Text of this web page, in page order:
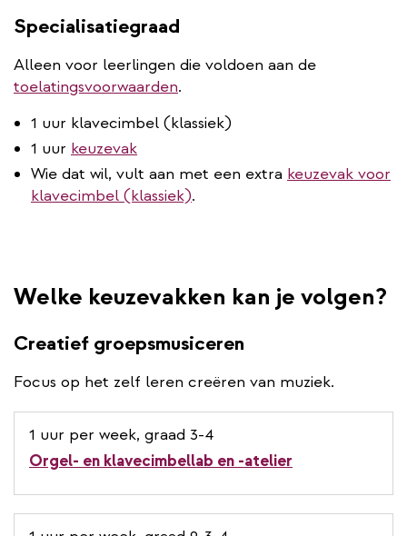
Specialisatiegraad
Alleen voor leerlingen die voldoen aan de
toelatingsvoorwaarden.
1 uur klavecimbel (klassiek)
1 uur keuzevak
Wie dat wil, vult aan met een extra keuzevak voor
klavecimbel (klassiek).
Welke keuzevakken kan je volgen?
Creatief groepsmusiceren
Focus op het zelf leren creëren van muziek.
1 uur per week, graad 3-4
Orgel- en klavecimbellab en -atelier